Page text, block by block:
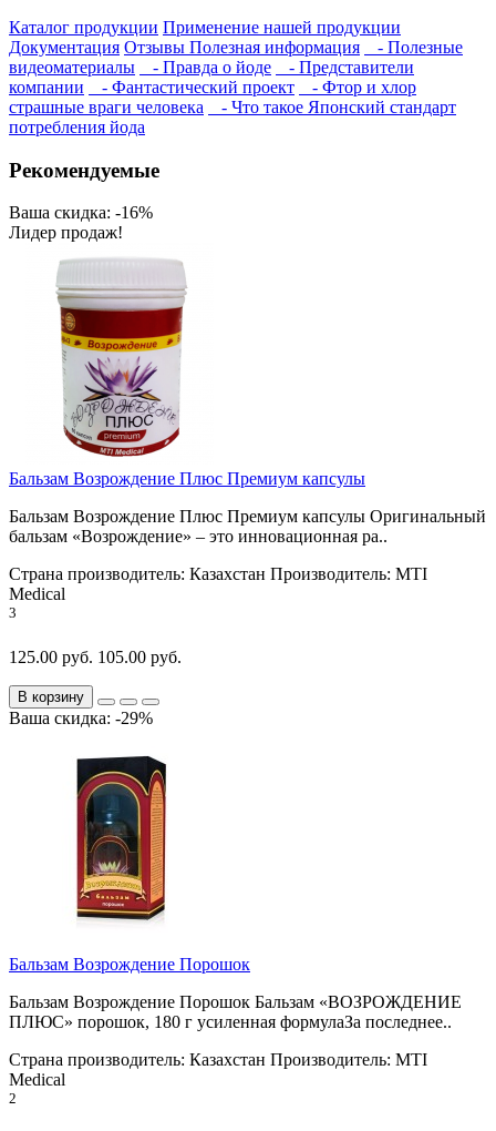
Каталог продукции Применение нашей продукции
Документация Отзывы Полезная информация
- Полезные
видеоматериалы
- Правда о йоде
- Представители
компании
- Фантастический проект
- Фтор и хлор
страшные враги человека
- Что такое Японский стандарт
потребления йода
Рекомендуемые
Ваша скидка: -16%
Лидер продаж!
Бальзам Возрождение Плюс Премиум капсулы
Бальзам Возрождение Плюс Премиум капсулы Оригинальный
бальзам «Возрождение» – это инновационная ра..
Страна производитель: Казахстан Производитель: MTI
Medical
3
125.00 руб. 105.00 руб.
В корзину
Ваша скидка: -29%
Бальзам Возрождение Порошок
Бальзам Возрождение Порошок Бальзам «ВОЗРОЖДЕНИЕ
ПЛЮС» порошок, 180 г усиленная формулаЗа последнее..
Страна производитель: Казахстан Производитель: MTI
Medical
2